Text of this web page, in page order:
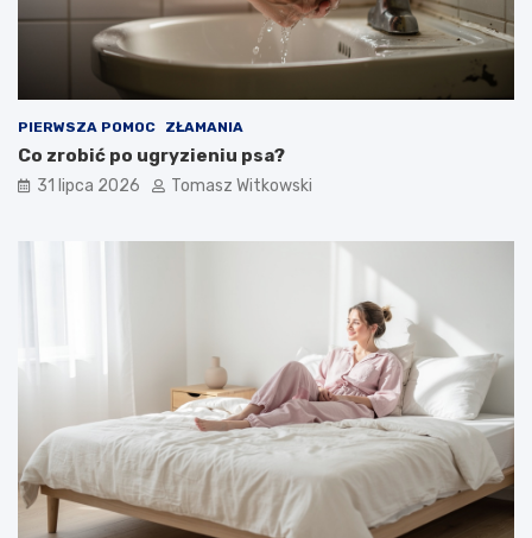
PIERWSZA POMOC ZŁAMANIA
Co zrobić po ugryzieniu psa?
31 lipca 2026 Tomasz Witkowski